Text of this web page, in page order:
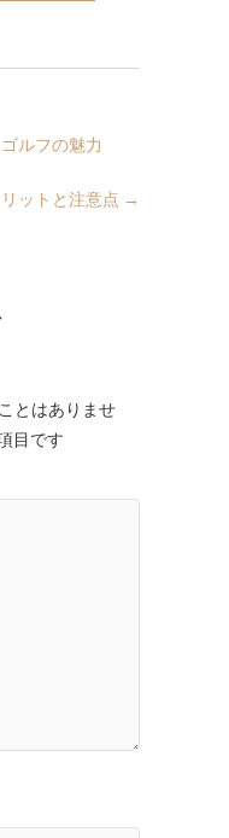
ルフの魅力
ットと注意点 →
とはありませ
目です